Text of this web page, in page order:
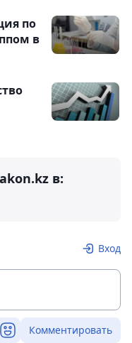
по
в
в:
Вход
Комментировать